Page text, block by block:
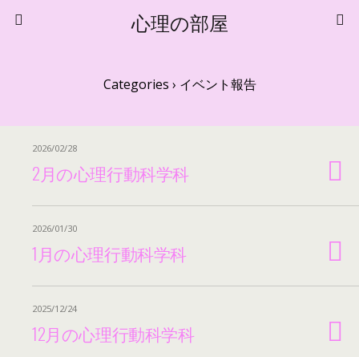
心理の部屋
Categories › イベント報告
2026/02/28
2月の心理行動科学科
2026/01/30
1月の心理行動科学科
2025/12/24
12月の心理行動科学科